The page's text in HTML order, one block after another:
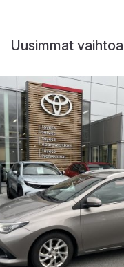
Uusimmat